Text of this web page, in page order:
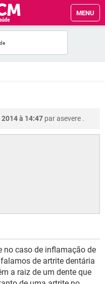
MENU
à 14:47 parasevere .
no caso de inflamação de
de artrite dentária
a raiz de um dente que